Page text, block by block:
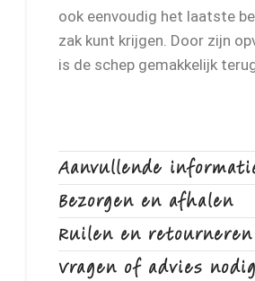
ook eenvoudig het laatste
zak kunt krijgen. Door zijn
is de schep gemakkelijk
Aanvullende
Bezorgen en afhalen
Ruilen en retourneren
Vragen of advies